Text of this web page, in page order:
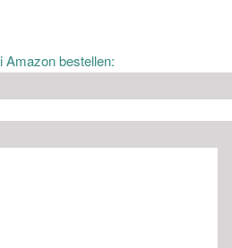
Amazon bestellen: